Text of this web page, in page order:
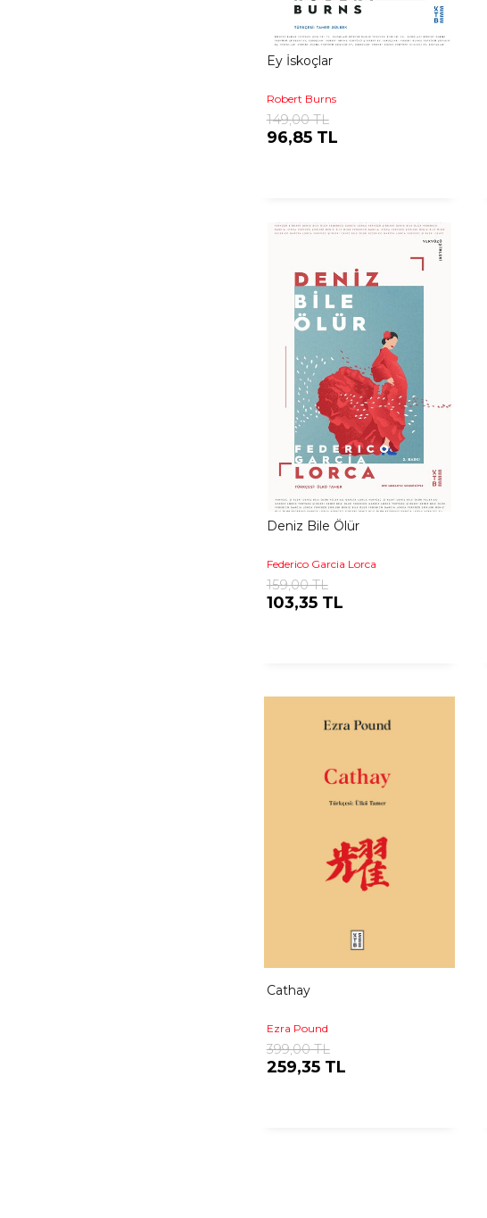
Ey İskoçlar
Robert Burns
149,00 TL
96,85 TL
Deniz Bile Ölür
Federico Garcia Lorca
159,00 TL
103,35 TL
Cathay
Ezra Pound
399,00 TL
259,35 TL